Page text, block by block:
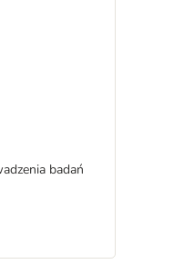
badań